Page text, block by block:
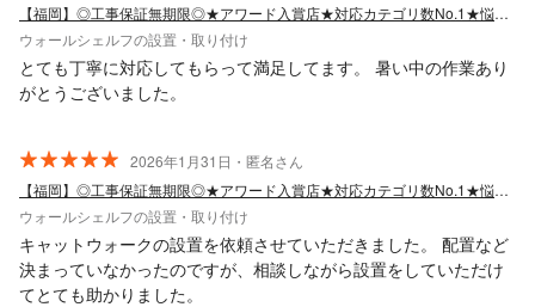
【福岡】◎工事保証無期限◎★アワード入賞店★対応カテゴリ数No.1★悩み全て解決
ウォールシェルフの設置・取り付け
とても丁寧に対応してもらって満足してます。 暑い中の作業あり
がとうございました。
2026年1月31日・匿名さん
【福岡】◎工事保証無期限◎★アワード入賞店★対応カテゴリ数No.1★悩み全て解決
ウォールシェルフの設置・取り付け
キャットウォークの設置を依頼させていただきました。 配置など
決まっていなかったのですが、相談しながら設置をしていただけ
てとても助かりました。